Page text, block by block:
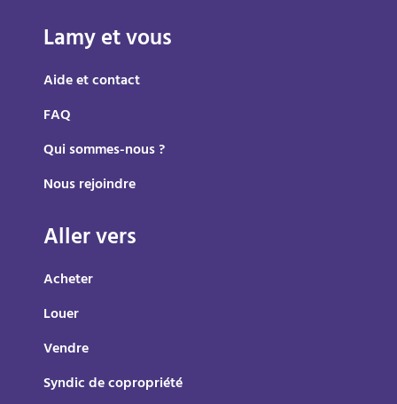
Lamy et vous
Aide et contact
FAQ
Qui sommes-nous ?
Nous rejoindre
Aller vers
Acheter
Louer
Vendre
Syndic de copropriété